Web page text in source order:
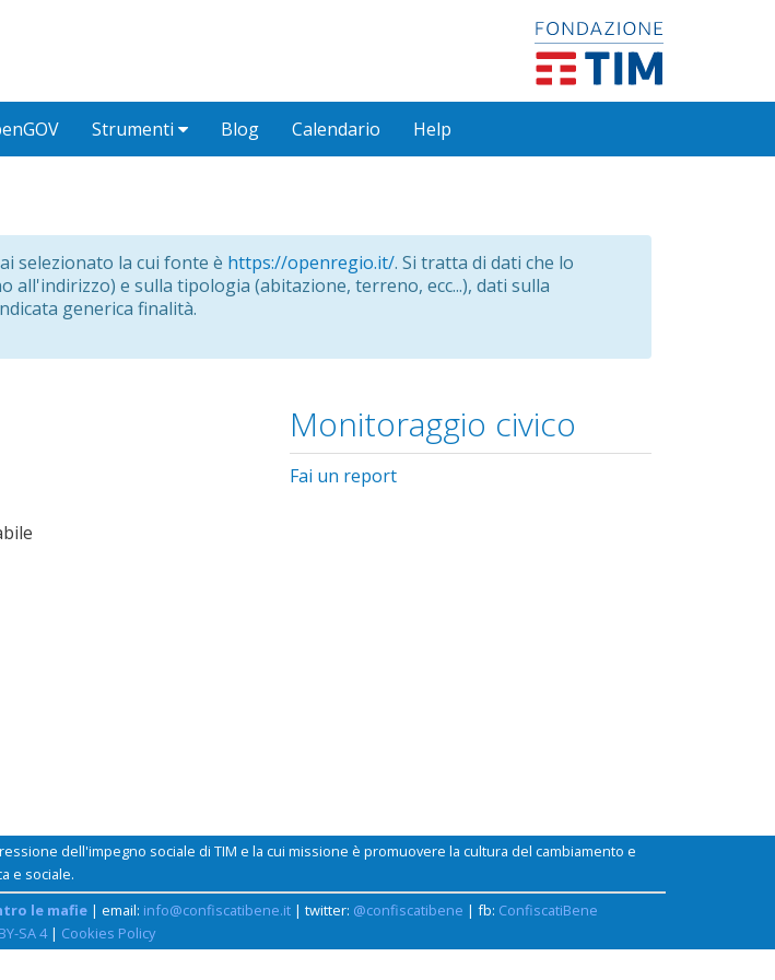
Strumenti Blog Calendario Help
selezionato la cui fonte è https://openregio.it/. Si tratta di dati che lo
all'indirizzo) e sulla tipologia (abitazione, terreno, ecc...), dati sulla
generica finalità.
Monitoraggio civico
Fai un report
dell'impegno sociale di TIM e la cui missione è promuovere la cultura del cambiamento e
e sociale.
le mafie | email: info@confiscatibene.it | twitter: @confiscatibene | fb: ConfiscatiBene
SA 4| Cookies Policy